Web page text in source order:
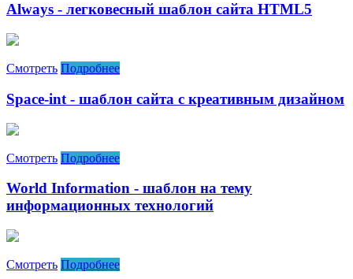
Always - легковесный шаблон сайта HTML5
Смотреть Подробнее
Space-int - шаблон сайта с креативным дизайном
Смотреть Подробнее
World Information - шаблон на тему
информационных технологий
Смотреть Подробнее